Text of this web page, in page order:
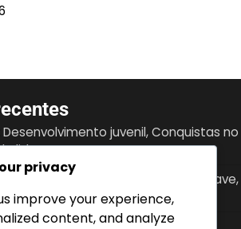
Desenvolvimento juvenil, Conquistas no
liderança
Internacionalizações, Golos-chave,
nacional
privacy
improve your experience,
content, and analyze